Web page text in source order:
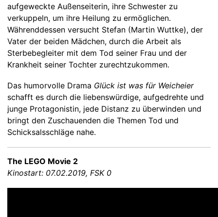
aufgeweckte Außenseiterin, ihre Schwester zu
verkuppeln, um ihre Heilung zu ermöglichen.
Währenddessen versucht Stefan (Martin Wuttke), der
Vater der beiden Mädchen, durch die Arbeit als
Sterbebegleiter mit dem Tod seiner Frau und der
Krankheit seiner Tochter zurechtzukommen.
Das humorvolle Drama Glück ist was für Weicheier
schafft es durch die liebenswürdige, aufgedrehte und
junge Protagonistin, jede Distanz zu überwinden und
bringt den Zuschauenden die Themen Tod und
Schicksalsschläge nahe.
The LEGO Movie 2
Kinostart: 07.02.2019, FSK 0